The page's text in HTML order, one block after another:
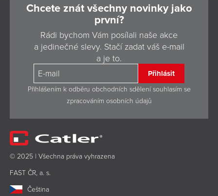
Chcete znát všechny novinky jako
první?
Rádi bychom Vám posílali naše akce
a jedinečné slevy. Stačí zadat váš e-mail
a je to.
Přihlásit
Přihlášením k odběru obchodních sdělení souhlasím se
zpracováním osobních údajů
© 2025 | Všechna práva vyhrazena
FAST ČR, a. s.
Čeština